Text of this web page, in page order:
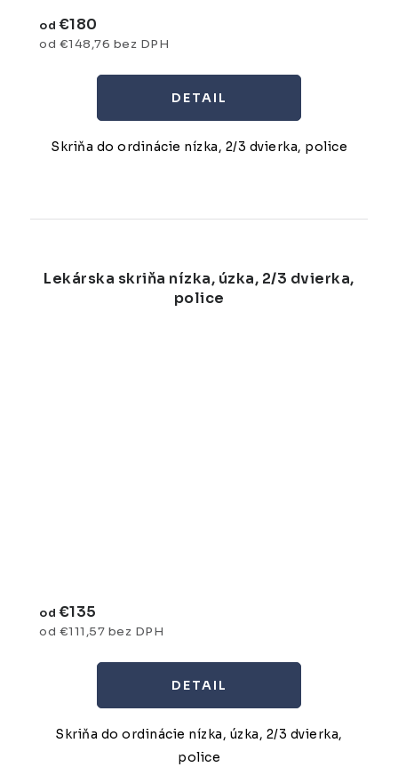
od €148,76 bez DPH
od €180
DETAIL
Skriňa do ordinácie nízka, 2/3 dvierka, police
Lekárska skriňa nízka, úzka, 2/3 dvierka,
police
od €111,57 bez DPH
od €135
DETAIL
Skriňa do ordinácie nízka, úzka, 2/3 dvierka,
police